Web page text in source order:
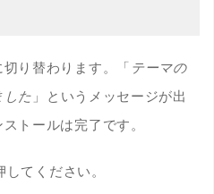
り替わります。「 テーマの
した 」というメッセージが出
トールは完了です。
してください。